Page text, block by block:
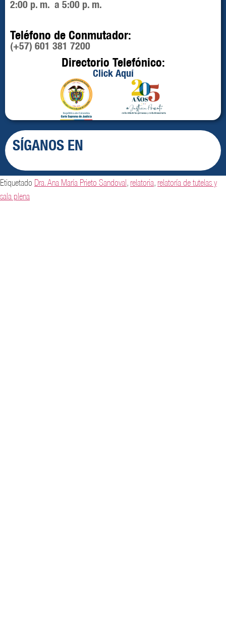
2:00 p. m. a 5:00 p. m.
Teléfono de Conmutador:
(+57) 601 381 7200
Directorio Telefónico:
Click Aquí
SÍGANOS EN
Etiquetado Dra. Ana María Prieto Sandoval, relatoria, relatoría de tutelas y
sala plena